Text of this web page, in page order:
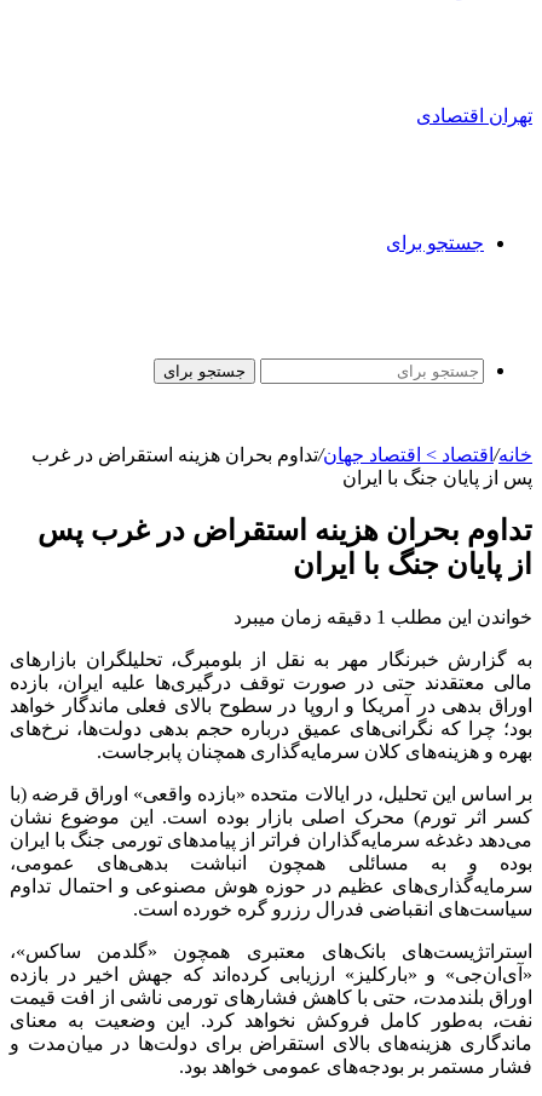
تهران اقتصادی
جستجو برای
جستجو برای
خانه/ اقتصاد > اقتصاد جهان/تداوم بحران هزینه استقراض در غرب
پس از پایان جنگ با ایران
تداوم بحران هزینه استقراض در غرب پس
از پایان جنگ با ایران
خواندن این مطلب 1 دقیقه زمان میبرد
به گزارش خبرنگار مهر به نقل از بلومبرگ، تحلیلگران بازارهای
مالی معتقدند حتی در صورت توقف درگیری‌ها علیه ایران، بازده
اوراق بدهی در آمریکا و اروپا در سطوح بالای فعلی ماندگار خواهد
بود؛ چرا که نگرانی‌های عمیق درباره حجم بدهی دولت‌ها، نرخ‌های
بهره و هزینه‌های کلان سرمایه‌گذاری همچنان پابرجاست.
بر اساس این تحلیل، در ایالات متحده «بازده واقعی» اوراق قرضه (با
کسر اثر تورم) محرک اصلی بازار بوده است. این موضوع نشان
می‌دهد دغدغه سرمایه‌گذاران فراتر از پیامدهای تورمی جنگ با ایران
بوده و به مسائلی همچون انباشت بدهی‌های عمومی،
سرمایه‌گذاری‌های عظیم در حوزه هوش مصنوعی و احتمال تداوم
سیاست‌های انقباضی فدرال رزرو گره خورده است.
استراتژیست‌های بانک‌های معتبری همچون «گلدمن ساکس»،
«آی‌ان‌جی» و «بارکلیز» ارزیابی کرده‌اند که جهش اخیر در بازده
اوراق بلندمدت، حتی با کاهش فشارهای تورمی ناشی از افت قیمت
نفت، به‌طور کامل فروکش نخواهد کرد. این وضعیت به معنای
ماندگاری هزینه‌های بالای استقراض برای دولت‌ها در میان‌مدت و
فشار مستمر بر بودجه‌های عمومی خواهد بود.